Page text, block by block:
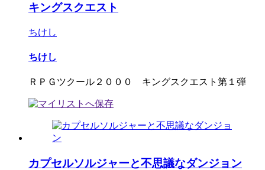
キングスクエスト
ちけし
ちけし
ＲＰＧツクール２０００ キングスクエスト第１弾
カプセルソルジャーと不思議なダンジョン